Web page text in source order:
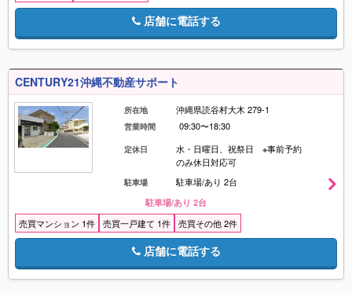
店舗に電話する
CENTURY21沖縄不動産サポート
所在地 沖縄県読谷村大木 279-1
営業時間 09:30〜18:30
定休日
水・日曜日、祝祭日 ※事前予約
のみ休日対応可
駐車場 駐車場/あり 2台
駐車場/あり 2台
売買マンション 1件 売買一戸建て 1件 売買その他 2件
店舗に電話する